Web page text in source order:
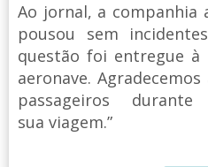
Ao jornal, a companhia
pousou sem
questão foi entregue
aeronave.
passageiros
sua viagem.”